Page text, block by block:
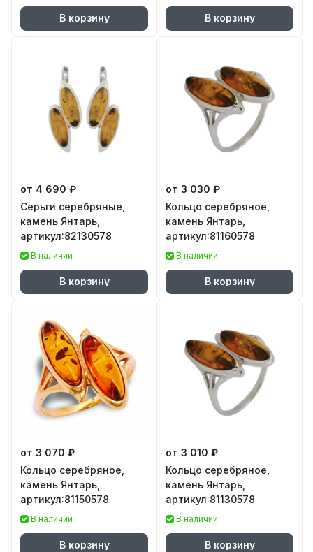
В корзину В корзину
от 4 690 ₽
Серьги серебряные,
камень Янтарь,
артикул:82130578
В наличии
В корзину
от 3 030 ₽
Кольцо серебряное,
камень Янтарь,
артикул:81160578
В наличии
В корзину
от 3 070 ₽
Кольцо серебряное,
камень Янтарь,
артикул:81150578
В наличии
В корзину
от 3 010 ₽
Кольцо серебряное,
камень Янтарь,
артикул:81130578
В наличии
В корзину